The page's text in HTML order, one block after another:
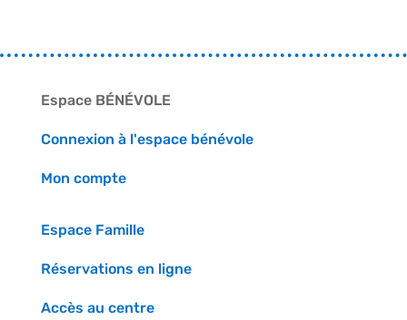
Espace BÉNÉVOLE
Connexion à l'espace bénévole
Mon compte
Espace Famille
Réservations en ligne
Accès au centre